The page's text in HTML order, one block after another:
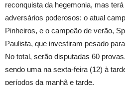
reconquista da hegemonia, mas
adversários poderosos: o atual
Pinheiros, e o campeão de verão,
Paulista, que investiram pesado
No total, serão disputadas 60
sendo uma na sexta-feira (12) à
períodos da manhã e tarde.